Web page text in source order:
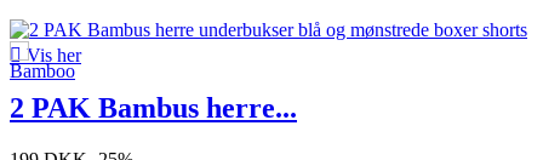
Vis her
2 PAK Bambus herre...